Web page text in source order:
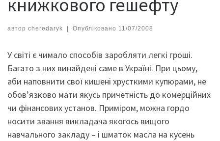
книжкового гешефту
автор cheredaryk | Опубліковано 11/07/2008
У світі є чимало способів заробляти легкі гроші.
Багато з них винайдені саме в Україні. При цьому,
аби наповнити свої кишені хрусткими купюрами, не
обов’язково мати якусь причетність до комерційних
чи фінансових установ. Приміром, можна гордо
носити звання викладача якогось вищого
навчального закладу – і шматок масла на кусень